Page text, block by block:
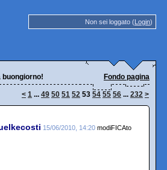
Non sei loggato (Login)
buongiorno! Fondo pagina
< 1 ... 49 50 51 52 53 54 55 56 ... 232 >
15/06/2010, 14:20 modiFICAto